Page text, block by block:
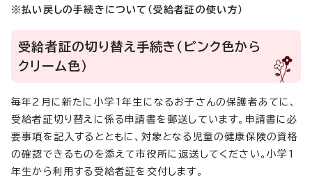
※払い戻しの手続きについて（受給者証の使い方）
受給者証の切り替え手続き（ピンク色から
クリーム色）
毎年2月に新たに小学1年生になるお子さんの保護者あてに、
受給者証切り替えに係る申請書を郵送しています。申請書に必
要事項を記入するとともに、対象となる児童の健康保険の資格
の確認できるものを添えて市役所に返送してください。小学1
年生から利用する受給者証を交付します。